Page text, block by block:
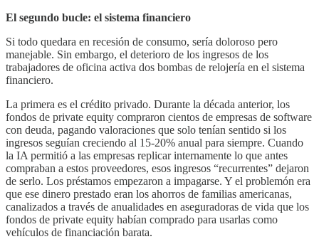
El segundo bucle: el sistema financiero
Si todo quedara en recesión de consumo, sería doloroso pero
manejable. Sin embargo, el deterioro de los ingresos de los
trabajadores de oficina activa dos bombas de relojería en el sistema
financiero.
La primera es el crédito privado. Durante la década anterior, los
fondos de private equity compraron cientos de empresas de software
con deuda, pagando valoraciones que solo tenían sentido si los
ingresos seguían creciendo al 15-20% anual para siempre. Cuando
la IA permitió a las empresas replicar internamente lo que antes
compraban a estos proveedores, esos ingresos “recurrentes” dejaron
de serlo. Los préstamos empezaron a impagarse. Y el problemón era
que ese dinero prestado eran los ahorros de familias americanas,
canalizados a través de anualidades en aseguradoras de vida que los
fondos de private equity habían comprado para usarlas como
vehículos de financiación barata.